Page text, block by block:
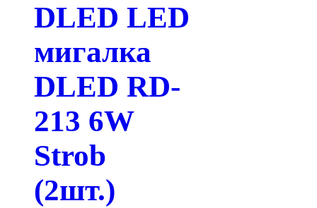
DLED LED
мигалка
DLED RD-
213 6W
Strob
(2шт.)